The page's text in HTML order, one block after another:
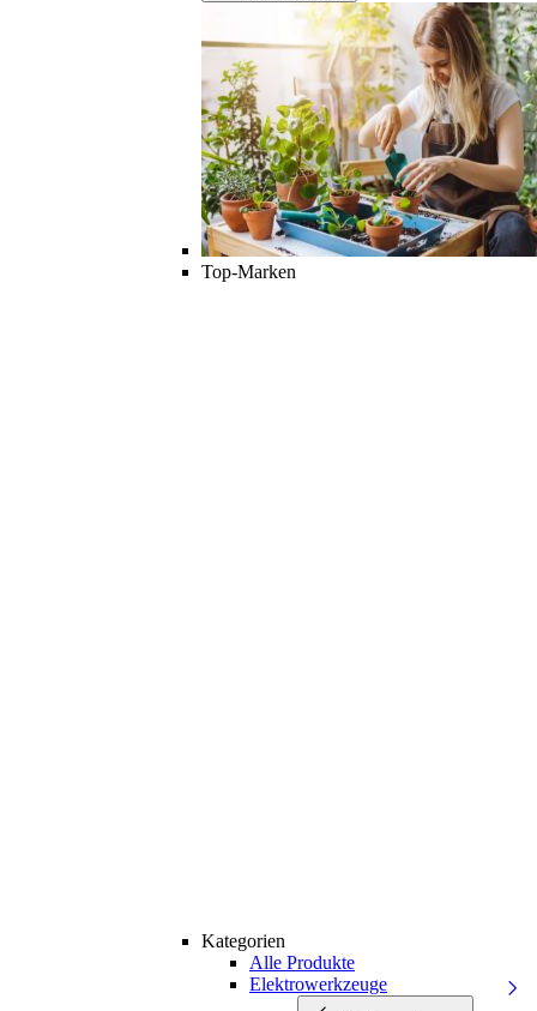
Top-Marken
Kategorien
Alle Produkte
Elektrowerkzeuge